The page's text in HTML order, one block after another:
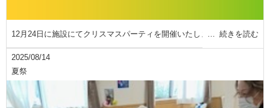
12月24日に施設にてクリスマスパーティを開催いたしま 続きを読む
2025/08/14
夏祭